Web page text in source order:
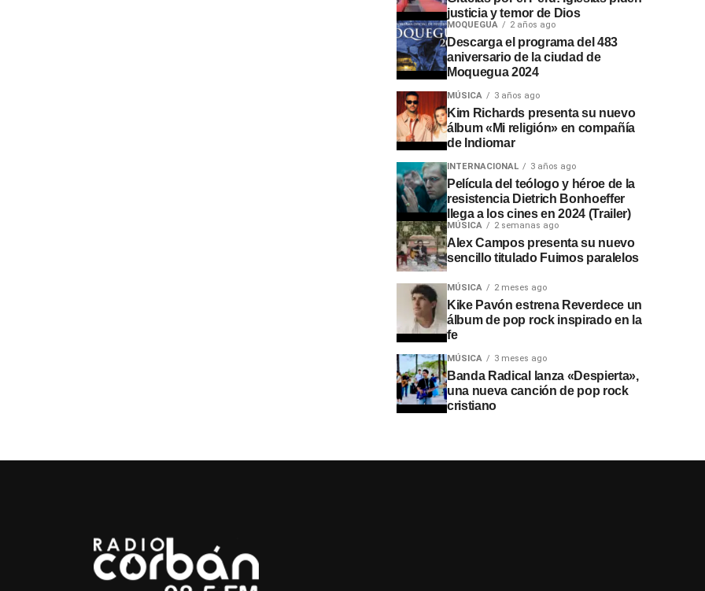
justicia y temor de Dios
MOQUEGUA 2 años ago
Descarga el programa del 483
aniversario de la ciudad de
Moquegua 2024
MÚSICA 3 años ago
Kim Richards presenta su nuevo
álbum «Mi religión» en compañía
de Indiomar
INTERNACIONAL 3 años ago
Película del teólogo y héroe de la
resistencia Dietrich Bonhoeffer
llega a los cines en 2024 (Trailer)
MÚSICA 2 semanas ago
Alex Campos presenta su nuevo
sencillo titulado Fuimos paralelos
MÚSICA 2 meses ago
Kike Pavón estrena Reverdece un
álbum de pop rock inspirado en la
fe
MÚSICA 3 meses ago
Banda Radical lanza «Despierta»,
una nueva canción de pop rock
cristiano